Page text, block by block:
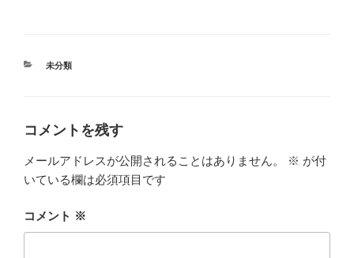
カ
未分類
コメントを残す
メールアドレスが公開されることはありません。 ※ が付
いている欄は必須項目です
コメント ※